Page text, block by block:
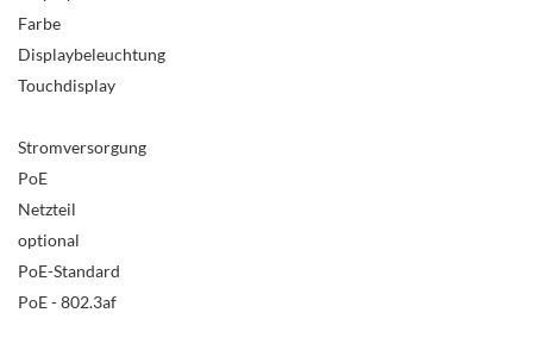
Farbe
Displaybeleuchtung
Touchdisplay
Stromversorgung
PoE
Netzteil
optional
PoE-Standard
PoE - 802.3af